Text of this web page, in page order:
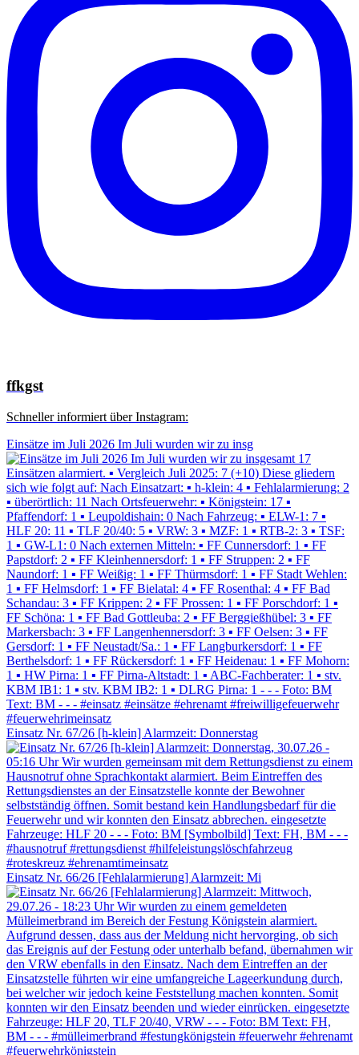
ffkgst
Schneller informiert über Instagram:
Einsätze im Juli 2026 Im Juli wurden wir zu insg
Einsatz Nr. 67/26 [h-klein] Alarmzeit: Donnerstag
Einsatz Nr. 66/26 [Fehlalarmierung] Alarmzeit: Mi